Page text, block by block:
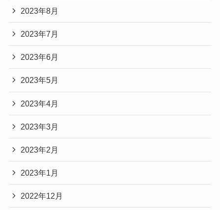
2023年8月
2023年7月
2023年6月
2023年5月
2023年4月
2023年3月
2023年2月
2023年1月
2022年12月